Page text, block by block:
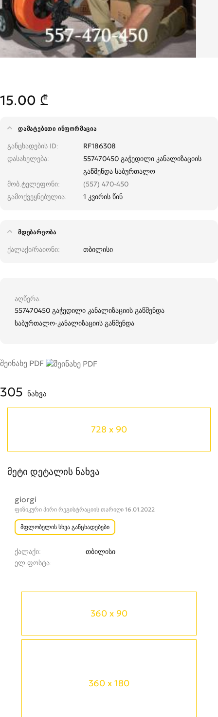
360 x 90
360 x 180
15.00 ₾
ᲓᲐᲛᲐᲢᲔᲑᲘᲗᲘ ᲘᲜᲤᲝᲠᲛᲐᲪᲘᲐ
განცხადების ID
RF186308
დასახელება
557470450 გაჭედილი კანალიზაციის
გაწმენდა საბურთალო
მობ.ტელეფონი
(557) 470-450
გამოქვეყნებულია
1 კვირის წინ
ᲛᲓᲔᲑᲐᲠᲔᲝᲑᲐ
ქალაქი/რაიონი თბილისი
აღწერა
557470450 გაჭედილი კანალიზაციის გაწმენდა
საბურთალო-კანალიზაციის გაწმენდა
შეინახე PDF
305 ნახვა
728 x 90
მეტი დეტალის ნახვა
giorgi
ფიზიკური პირი რეგისტრაციის თარიღი 16.01.2022
მფლობელის სხვა განცხადებები
ქალაქი
თბილისი
ელ.ფოსტა